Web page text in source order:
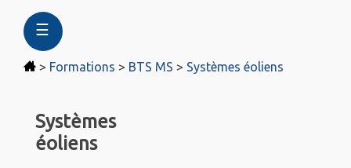
☰
> Formations > BTS MS > Systèmes éoliens
Systèmes
éoliens